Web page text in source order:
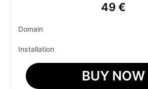
49 €
Domain
Installation
BUY NOW